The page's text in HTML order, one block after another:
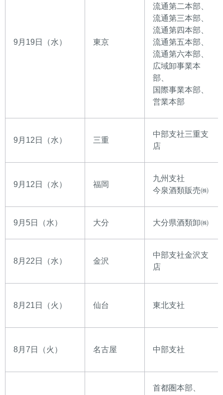
9月19日（水） 東京
流通第二本部、
流通第三本部、
流通第四本部、
流通第五本部、
流通第六本部、
広域卸事業本
部、
国際事業本部、
営業本部
9月12日（水） 三重
中部支社三重支
店
9月12日（水） 福岡
九州支社
今泉酒類販売㈱
9月5日（水） 大分 大分県酒類卸㈱
8月22日（水） 金沢
中部支社金沢支
店
8月21日（火） 仙台 東北支社
8月7日（火） 名古屋 中部支社
首都圏本部、